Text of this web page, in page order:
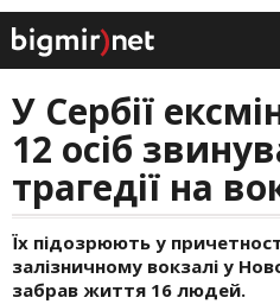
У Сербії
12 осіб
трагедії на
Їх підозрюють у
залізничному вокзалі у
забрав життя 16 людей.